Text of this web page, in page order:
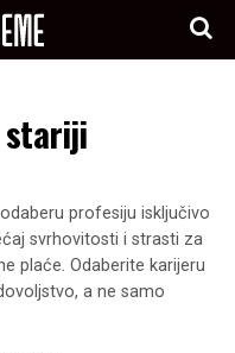
stariji
profesiju isključivo
svrhovitosti i strasti za
plaće. Odaberite karijeru
a ne samo